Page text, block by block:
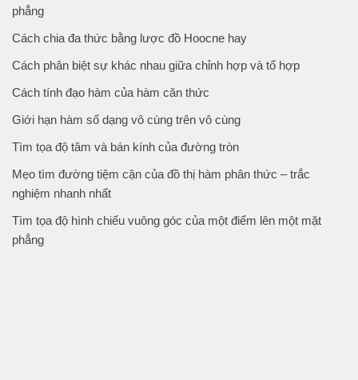
phẳng
Cách chia đa thức bằng lược đồ Hoocne hay
Cách phân biệt sự khác nhau giữa chỉnh hợp và tổ hợp
Cách tính đạo hàm của hàm căn thức
Giới hạn hàm số dạng vô cùng trên vô cùng
Tìm tọa độ tâm và bán kính của đường tròn
Mẹo tìm đường tiệm cận của đồ thị hàm phân thức – trắc
nghiệm nhanh nhất
Tìm tọa độ hình chiếu vuông góc của một điểm lên một mặt
phẳng